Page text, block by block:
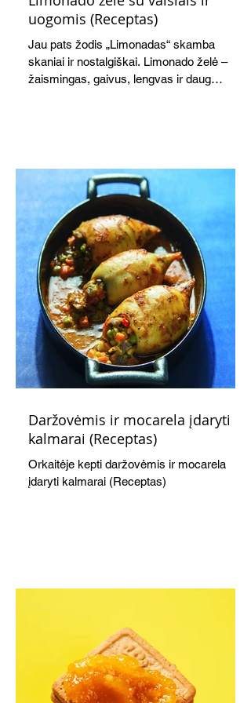
uogomis (Receptas)
Jau pats žodis „Limonadas“ skamba
skaniai ir nostalgiškai. Limonado želė –
žaismingas, gaivus, lengvas ir daug
Daržovėmis ir mocarela įdaryti
kalmarai (Receptas)
Orkaitėje kepti daržovėmis ir mocarela
įdaryti kalmarai (Receptas)